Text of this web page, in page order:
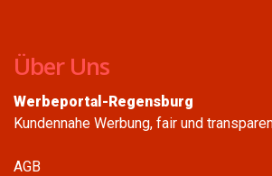
Über Uns
Werbeportal-Regensburg
Kundennahe Werbung, fair und
AGB